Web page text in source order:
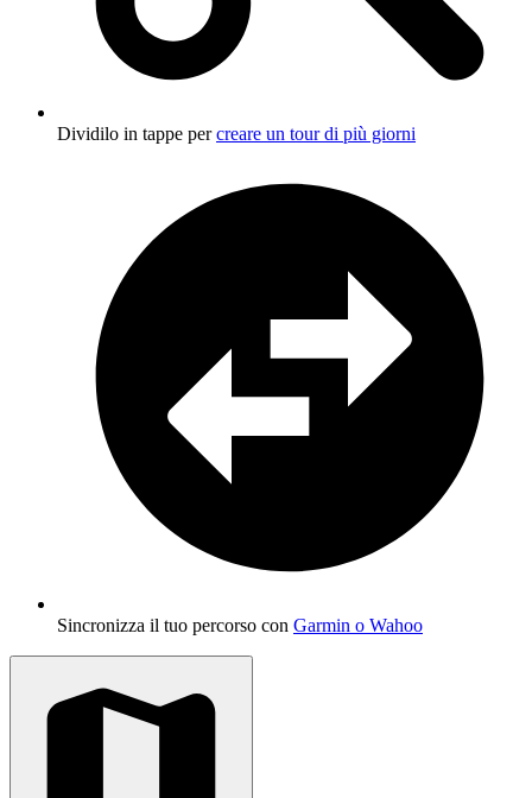
Dividilo in tappe percreare un tour di più giorni
Sincronizza il tuo percorso con Garmin o Wahoo